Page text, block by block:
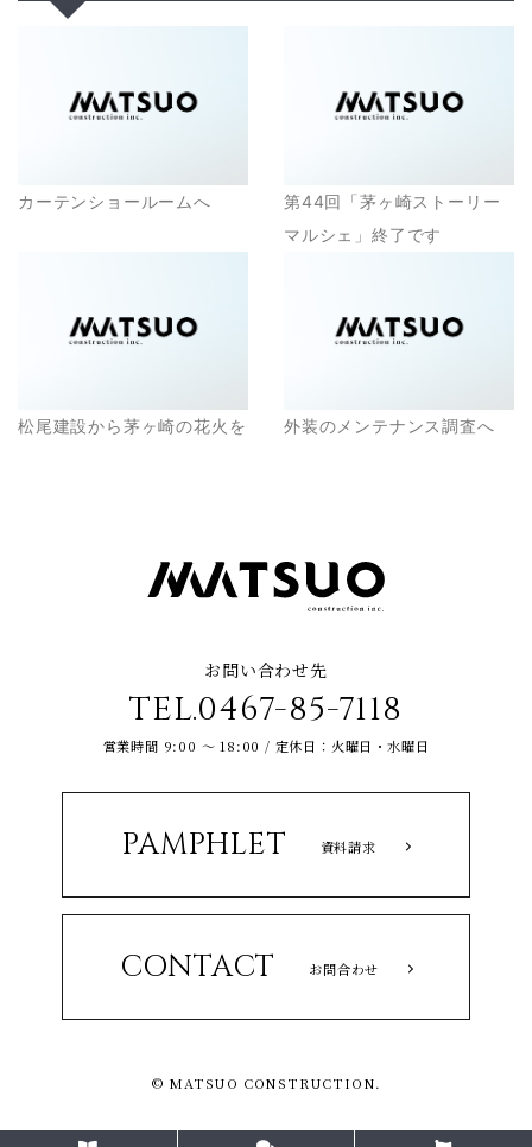
カーテンショールームへ
第44回「茅ヶ崎ストーリー
マルシェ」終了です
松尾建設から茅ヶ崎の花火を 外装のメンテナンス調査へ
お問い合わせ先
TEL.0467-85-7118
営業時間 9:00 ～ 18:00 / 定休日：火曜日・水曜日
PAMPHLET 資料請求
CONTACT お問合わせ
© MATSUO CONSTRUCTION.